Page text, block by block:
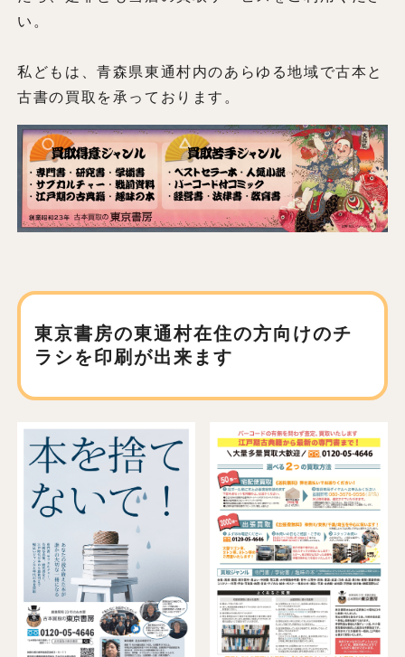
い。
私どもは、青森県東通村内のあらゆる地域で古本と
古書の買取を承っております。
東京書房の東通村在住の方向けのチ
ラシを印刷が出来ます